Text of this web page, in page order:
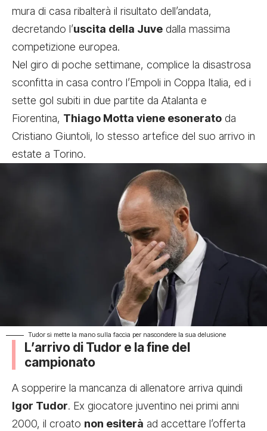
mura di casa ribalterà il risultato dell’andata,
decretando l’uscita della Juve dalla massima
competizione europea.
Nel giro di poche settimane, complice la disastrosa
sconfitta in casa contro l’Empoli in Coppa Italia, ed i
sette gol subiti in due partite da Atalanta e
Fiorentina, Thiago Motta viene esonerato da
Cristiano Giuntoli, lo stesso artefice del suo arrivo in
estate a Torino.
Tudor si mette la mano sulla faccia per nascondere la sua delusione
L’arrivo di Tudor e la fine del
campionato
A sopperire la mancanza di allenatore arriva quindi
Igor Tudor. Ex giocatore juventino nei primi anni
2000, il croato non esiterà ad accettare l’offerta